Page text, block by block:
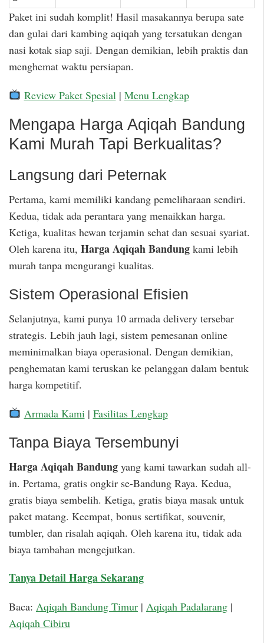
Paket ini sudah komplit! Hasil masakannya berupa sate
dan gulai dari kambing aqiqah yang tersatukan dengan
nasi kotak siap saji. Dengan demikian, lebih praktis dan
menghemat waktu persiapan.
Review Paket Spesial | Menu Lengkap
Mengapa Harga Aqiqah Bandung
Kami Murah Tapi Berkualitas?
Langsung dari Peternak
Pertama, kami memiliki kandang pemeliharaan sendiri.
Kedua, tidak ada perantara yang menaikkan harga.
Ketiga, kualitas hewan terjamin sehat dan sesuai syariat.
Oleh karena itu, Harga Aqiqah Bandung kami lebih
murah tanpa mengurangi kualitas.
Sistem Operasional Efisien
Selanjutnya, kami punya 10 armada delivery tersebar
strategis. Lebih jauh lagi, sistem pemesanan online
meminimalkan biaya operasional. Dengan demikian,
penghematan kami teruskan ke pelanggan dalam bentuk
harga kompetitif.
Armada Kami | Fasilitas Lengkap
Tanpa Biaya Tersembunyi
Harga Aqiqah Bandung yang kami tawarkan sudah all-
in. Pertama, gratis ongkir se-Bandung Raya. Kedua,
gratis biaya sembelih. Ketiga, gratis biaya masak untuk
paket matang. Keempat, bonus sertifikat, souvenir,
tumbler, dan risalah aqiqah. Oleh karena itu, tidak ada
biaya tambahan mengejutkan.
Tanya Detail Harga Sekarang
Baca: Aqiqah Bandung Timur | Aqiqah Padalarang |
Aqiqah Cibiru